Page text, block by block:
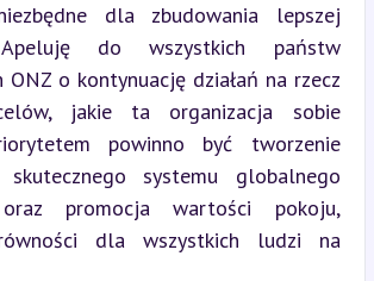
dla zbudowania lepszej
Apeluję do wszystkich państw
ONZ o kontynuację działań na rzecz
jakie ta organizacja sobie
powinno być tworzenie
systemu globalnego
oraz promocja wartości pokoju,
dla wszystkich ludzi na